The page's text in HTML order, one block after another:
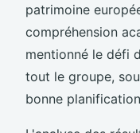
patrimoine
compréhension
mentionné le défi
tout le groupe,
bonne